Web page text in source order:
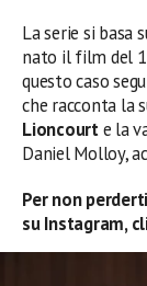
La serie si basa
nato il film del
questo caso
che racconta la
Lioncourte la
Daniel Molloy,
Per non
su Instagram,